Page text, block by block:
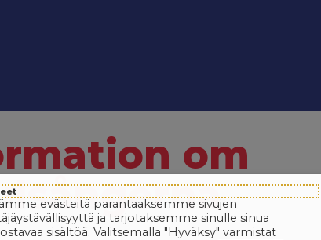
om
evästeitä parantaaksemme sivujen
ja tarjotaksemme sinulle sinua
sisältöä. Valitsemalla "Hyväksy" varmistat